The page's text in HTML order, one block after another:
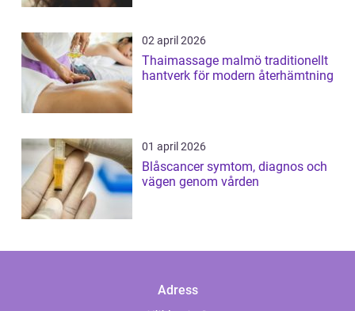
02 april 2026
Thaimassage malmö traditionellt
hantverk för modern återhämtning
01 april 2026
Blåscancer symtom, diagnos och
vägen genom vården
Adress